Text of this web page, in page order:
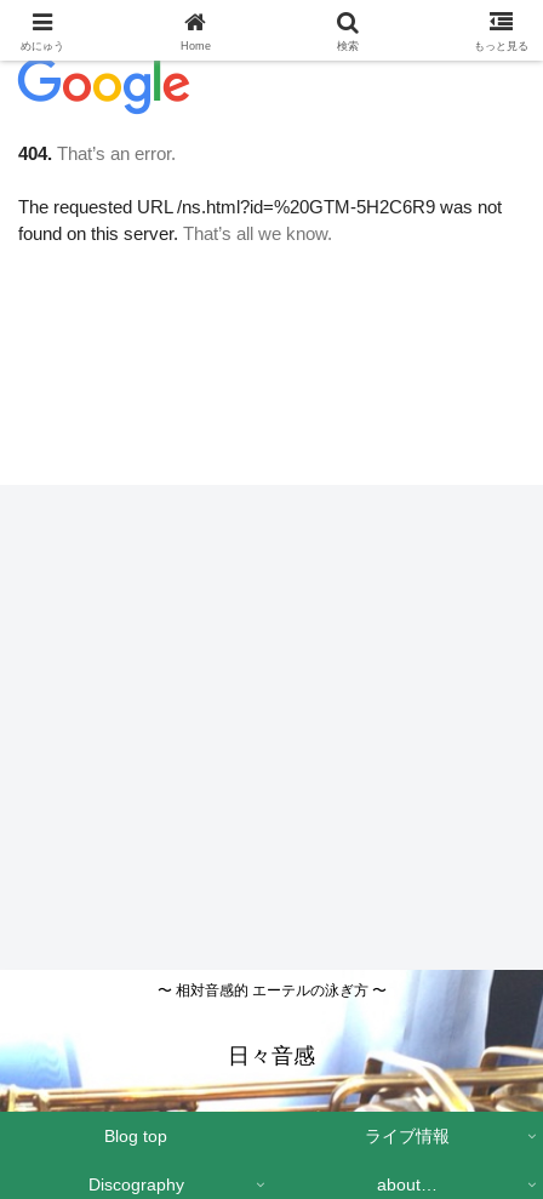
〜 相対音感的 エーテルの泳ぎ方 〜
日々音感
Blog top ライブ情報
Discography about…
めにゅう Home 検索 もっと見る